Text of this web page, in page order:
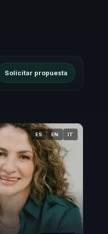
Solicitar propuesta
ES EN IT